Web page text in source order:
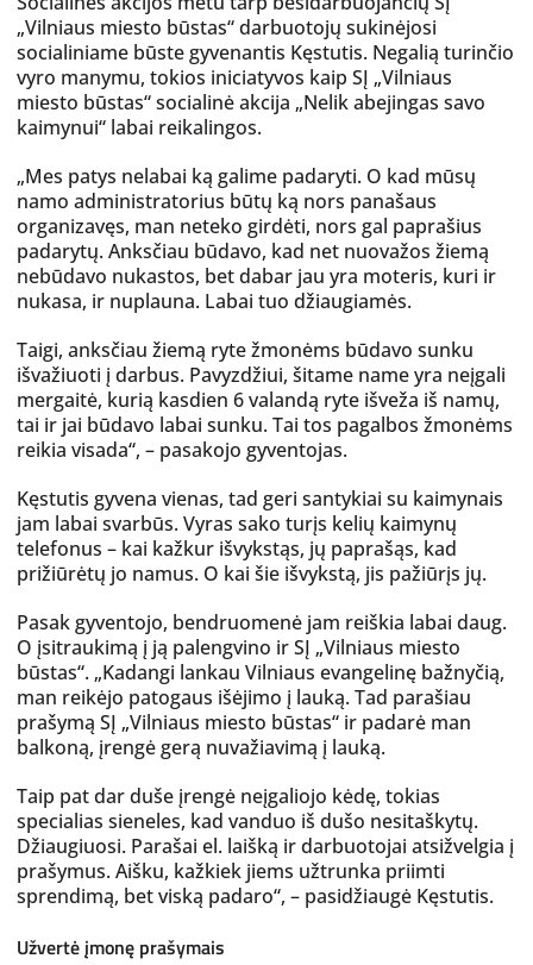
„Vilniaus miesto būstas“ darbuotojų sukinėjosi
socialiniame būste gyvenantis Kęstutis. Negalią turinčio
vyro manymu, tokios iniciatyvos kaip SĮ „Vilniaus
miesto būstas“ socialinė akcija „Nelik abejingas savo
kaimynui“ labai reikalingos.
„Mes patys nelabai ką galime padaryti. O kad mūsų
namo administratorius būtų ką nors panašaus
organizavęs, man neteko girdėti, nors gal paprašius
padarytų. Anksčiau būdavo, kad net nuovažos žiemą
nebūdavo nukastos, bet dabar jau yra moteris, kuri ir
nukasa, ir nuplauna. Labai tuo džiaugiamės.
Taigi, anksčiau žiemą ryte žmonėms būdavo sunku
išvažiuoti į darbus. Pavyzdžiui, šitame name yra neįgali
mergaitė, kurią kasdien 6 valandą ryte išveža iš namų,
tai ir jai būdavo labai sunku. Tai tos pagalbos žmonėms
reikia visada“, – pasakojo gyventojas.
Kęstutis gyvena vienas, tad geri santykiai su kaimynais
jam labai svarbūs. Vyras sako turįs kelių kaimynų
telefonus – kai kažkur išvykstąs, jų paprašąs, kad
prižiūrėtų jo namus. O kai šie išvykstą, jis pažiūrįs jų.
Pasak gyventojo, bendruomenė jam reiškia labai daug.
O įsitraukimą į ją palengvino ir SĮ „Vilniaus miesto
būstas“. „Kadangi lankau Vilniaus evangelinę bažnyčią,
man reikėjo patogaus išėjimo į lauką. Tad parašiau
prašymą SĮ „Vilniaus miesto būstas“ ir padarė man
balkoną, įrengė gerą nuvažiavimą į lauką.
Taip pat dar duše įrengė neįgaliojo kėdę, tokias
specialias sieneles, kad vanduo iš dušo nesitaškytų.
Džiaugiuosi. Parašai el. laišką ir darbuotojai atsižvelgia į
prašymus. Aišku, kažkiek jiems užtrunka priimti
sprendimą, bet viską padaro“, – pasidžiaugė Kęstutis.
Užvertė įmonę prašymais